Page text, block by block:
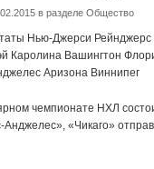
в разделе Общество
Нью-Джерси
Каролина Вашингтон
Аризона Виннипег
чемпионате НХЛ
«Чикаго»